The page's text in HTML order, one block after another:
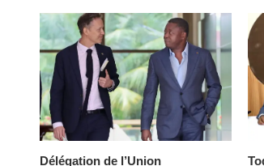
Délégation de l’Union